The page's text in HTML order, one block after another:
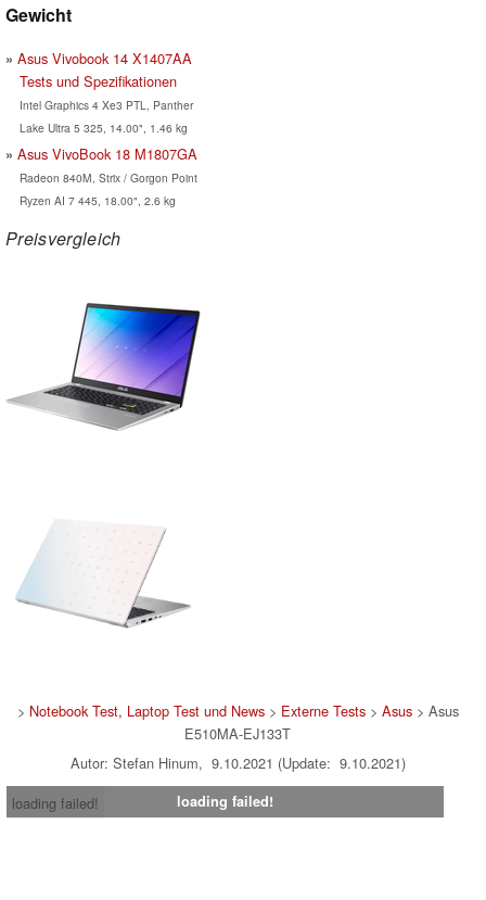
Gewicht
Asus Vivobook 14 X1407AA
Tests und Spezifikationen
Intel Graphics 4 Xe3 PTL, Panther
Lake Ultra 5 325, 14.00", 1.46 kg
Asus VivoBook 18 M1807GA
Radeon 840M, Strix / Gorgon Point
Ryzen AI 7 445, 18.00", 2.6 kg
Preisvergleich
> Notebook Test, Laptop Test und News> Externe Tests> Asus> Asus
E510MA-EJ133T
Autor: Stefan Hinum, 9.10.2021 (Update: 9.10.2021)
loading failed!
loading failed!